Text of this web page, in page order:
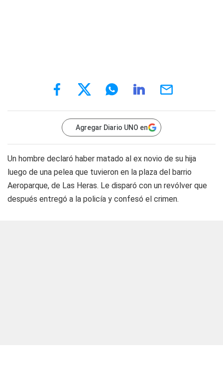
Agregar Diario UNO en
Un hombre declaró haber matado al ex novio de su hija
luego de una pelea que tuvieron en la plaza del barrio
Aeroparque, de Las Heras. Le disparó con un revólver que
después entregó a la policía y confesó el crimen.